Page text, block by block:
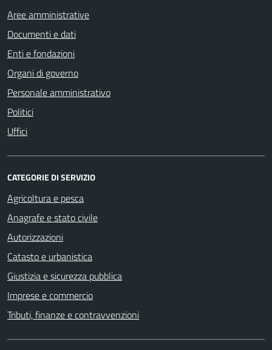
Aree amministrative
Documenti e dati
Enti e fondazioni
Organi di governo
Personale amministrativo
Politici
Uffici
CATEGORIE DI SERVIZIO
Agricoltura e pesca
Anagrafe e stato civile
Autorizzazioni
Catasto e urbanistica
Giustizia e sicurezza pubblica
Imprese e commercio
Tributi, finanze e contravvenzioni